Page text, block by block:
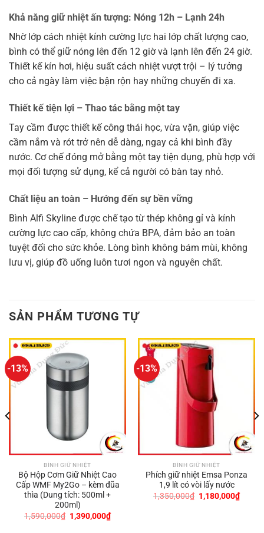
Khả năng giữ nhiệt ấn tượng: Nóng 12h – Lạnh 24h
Nhờ lớp cách nhiệt kính cường lực hai lớp chất lượng cao,
bình có thể giữ nóng lên đến 12 giờ và lạnh lên đến 24 giờ.
Thiết kế kín hơi, hiệu suất cách nhiệt vượt trội – lý tưởng
cho cả ngày làm việc bận rộn hay những chuyến đi xa.
Thiết kế tiện lợi – Thao tác bằng một tay
Tay cầm được thiết kế công thái học, vừa vặn, giúp việc
cầm nắm và rót trở nên dễ dàng, ngay cả khi bình đầy
nước. Cơ chế đóng mở bằng một tay tiện dụng, phù hợp với
mọi đối tượng sử dụng, kể cả người có bàn tay nhỏ.
Chất liệu an toàn – Hướng đến sự bền vững
Bình Alfi Skyline được chế tạo từ thép không gỉ và kính
cường lực cao cấp, không chứa BPA, đảm bảo an toàn
tuyệt đối cho sức khỏe. Lòng bình không bám mùi, không
lưu vị, giúp đồ uống luôn tươi ngon và nguyên chất.
SẢN PHẨM TƯƠNG TỰ
-13%
BÌNH GIỮ NHIỆT
Bộ Hộp Cơm Giữ Nhiệt Cao
Cấp WMF My2Go – kèm đũa
thìa (Dung tích: 500ml +
200ml)
1,590,000₫ Giá
gốc
1,390,000₫Giá
hiện
-13%
BÌNH GIỮ NHIỆT
Phích giữ nhiệt Emsa Ponza
1,9 lít có vòi lấy nước
1,350,000₫ Giá
gốc
1,180,000₫Giá
hiện